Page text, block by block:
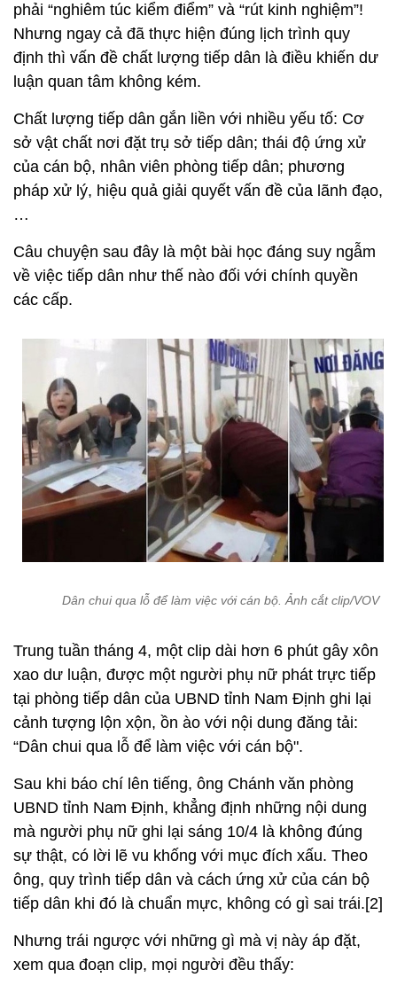
phải “nghiêm túc kiểm điểm” và “rút kinh nghiệm”!
Nhưng ngay cả đã thực hiện đúng lịch trình quy
định thì vấn đề chất lượng tiếp dân là điều khiến dư
luận quan tâm không kém.
Chất lượng tiếp dân gắn liền với nhiều yếu tố: Cơ
sở vật chất nơi đặt trụ sở tiếp dân; thái độ ứng xử
của cán bộ, nhân viên phòng tiếp dân; phương
pháp xử lý, hiệu quả giải quyết vấn đề của lãnh đạo,
…
Câu chuyện sau đây là một bài học đáng suy ngẫm
về việc tiếp dân như thế nào đối với chính quyền
các cấp.
Dân chui qua lỗ để làm việc với cán bộ. Ảnh cắt clip/VOV
Trung tuần tháng 4, một clip dài hơn 6 phút gây xôn
xao dư luận, được một người phụ nữ phát trực tiếp
tại phòng tiếp dân của UBND tỉnh Nam Định ghi lại
cảnh tượng lộn xộn, ồn ào với nội dung đăng tải:
“Dân chui qua lỗ để làm việc với cán bộ".
Sau khi báo chí lên tiếng, ông Chánh văn phòng
UBND tỉnh Nam Định, khẳng định những nội dung
mà người phụ nữ ghi lại sáng 10/4 là không đúng
sự thật, có lời lẽ vu khống với mục đích xấu. Theo
ông, quy trình tiếp dân và cách ứng xử của cán bộ
tiếp dân khi đó là chuẩn mực, không có gì sai trái.[2]
Nhưng trái ngược với những gì mà vị này áp đặt,
xem qua đoạn clip, mọi người đều thấy: